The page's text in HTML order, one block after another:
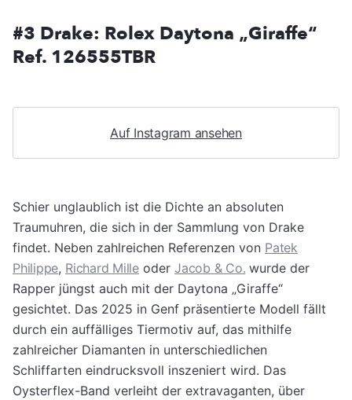
#3 Drake: Rolex Daytona „Giraffe“
Ref. 126555TBR
Auf Instagram ansehen
Schier unglaublich ist die Dichte an absoluten
Traumuhren, die sich in der Sammlung von Drake
findet. Neben zahlreichen Referenzen von Patek
Philippe, Richard Milleoder Jacob & Co. wurde der
Rapper jüngst auch mit der Daytona „Giraffe“
gesichtet. Das 2025 in Genf präsentierte Modell fällt
durch ein auffälliges Tiermotiv auf, das mithilfe
zahlreicher Diamanten in unterschiedlichen
Schliffarten eindrucksvoll inszeniert wird. Das
Oysterflex-Band verleiht der extravaganten, über